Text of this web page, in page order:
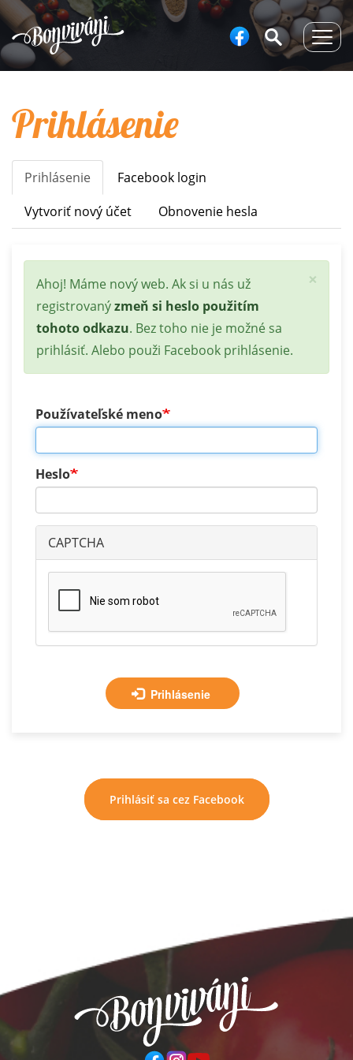
Prihlásenie
Primary
tabs
Prihlásenie (aktívna
karta)
Facebook login
Vytvoriť nový účet
Obnovenie hesla
×
Stavová
správa
Ahoj! Máme nový web. Ak si u nás už
registrovanýzmeň si heslo použitím
tohoto odkazu. Bez toho nie je možné sa
prihlásiť. Alebo použi Facebook prihlásenie.
Používateľské meno
Heslo
CAPTCHA
Prihlásenie
Prihlásiť sa cez Facebook